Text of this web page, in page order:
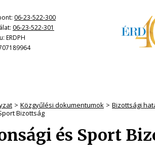
06-23-522-300
06-23-522-301
ERDPH
Közgyűlési dokumentumok Bizottsági
Bizottság
és Sport